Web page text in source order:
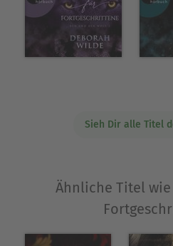
Sieh Dir alle Titel
Ähnliche Titel